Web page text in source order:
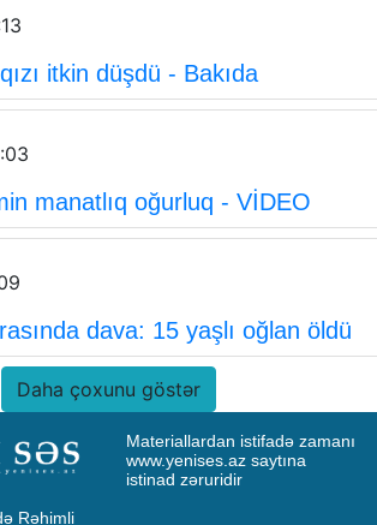
itkin düşdü - Bakıda
manatlıq oğurluq - VİDEO
dava: 15 yaşlı oğlan öldü
Daha çoxunu göstər
Materiallardan istifadə zamanı
www.yenises.az saytına
istinad zəruridir
Rəhimli